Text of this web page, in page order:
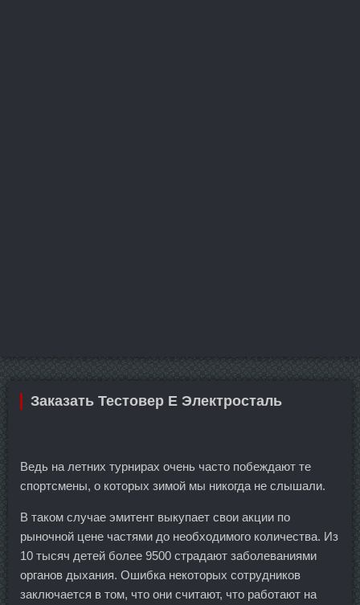
Заказать Тестовер Е Электросталь
Ведь на летних турнирах очень часто побеждают те
спортсмены, о которых зимой мы никогда не слышали.
В таком случае эмитент выкупает свои акции по
рыночной цене частями до необходимого количества. Из
10 тысяч детей более 9500 страдают заболеваниями
органов дыхания. Ошибка некоторых сотрудников
заключается в том, что они считают, что работают на